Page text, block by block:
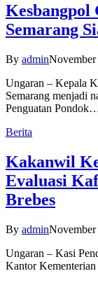
Kesbangpol
Semarang
By admin
Ungaran – Kepala
Semarang menjadi
Penguatan
Berita
Kakanwil
Evaluasi
Brebes
By admin
Ungaran – Kasi
Kantor